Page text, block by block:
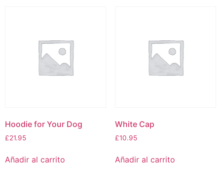
Hoodie for Your Dog
£21.95
Añadir al carrito
White Cap
£10.95
Añadir al carrito